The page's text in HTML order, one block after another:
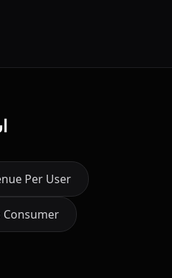
Per User
Consumer